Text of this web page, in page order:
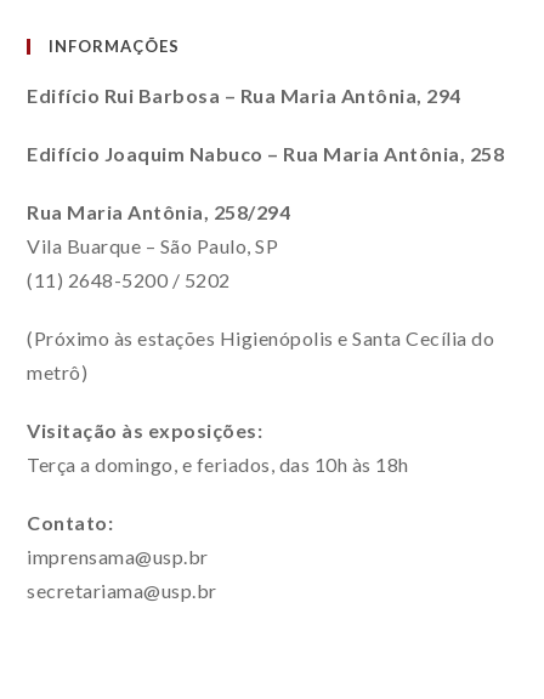
INFORMAÇÕES
Edifício Rui Barbosa – Rua Maria Antônia, 294
Edifício Joaquim Nabuco – Rua Maria Antônia, 258
Rua Maria Antônia, 258/294
Vila Buarque – São Paulo, SP
(11) 2648-5200 / 5202
(Próximo às estações Higienópolis e Santa Cecília do
metrô)
Visitação às exposições:
Terça a domingo, e feriados, das 10h às 18h
Contato:
imprensama@usp.br
secretariama@usp.br